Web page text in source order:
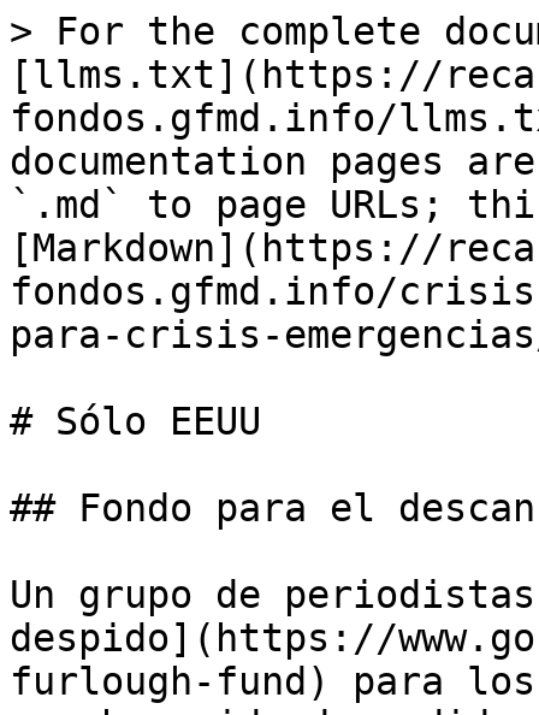
> For the complete
[llms.txt](https://
fondos.gfmd.info/
documentation pages
`.md` to page URLs;
[Markdown](https://
fondos.gfmd.info/
para-crisis-
# Sólo EEUU
## Fondo para el
Un grupo de
despido](https://
furlough-fund) para